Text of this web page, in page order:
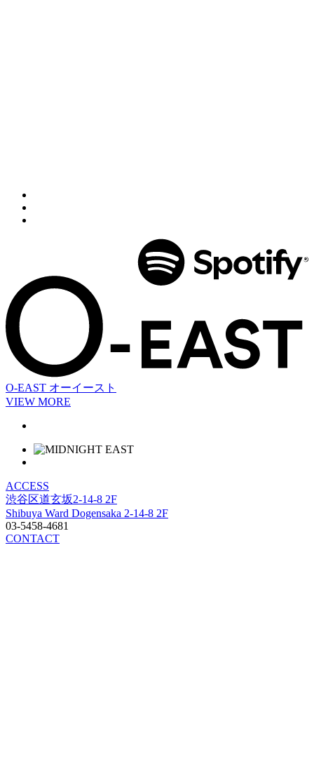
O-EAST オーイースト
VIEW MORE
ACCESS
渋谷区道玄坂2-14-8 2F
Shibuya Ward Dogensaka 2-14-8 2F
03-5458-4681
CONTACT